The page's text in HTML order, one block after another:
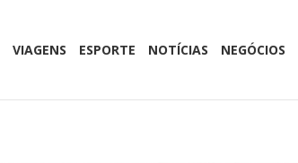
VIAGENS ESPORTE NOTÍCIAS NEGÓCIOS